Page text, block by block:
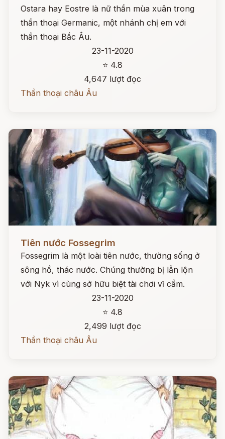
Ostara hay Eostre là nữ thần mùa xuân trong
thần thoại Germanic, một nhánh chị em với
thần thoại Bắc Âu.
23-11-2020
⭐ 4.8
4,647 lượt đọc
Thần thoại châu Âu
Tiên nước Fossegrim
Fossegrim là một loài tiên nước, thường sống ở
sông hồ, thác nước. Chúng thường bị lẫn lộn
với Nyk vì cùng sở hữu biệt tài chơi vĩ cầm.
23-11-2020
⭐ 4.8
2,499 lượt đọc
Thần thoại châu Âu